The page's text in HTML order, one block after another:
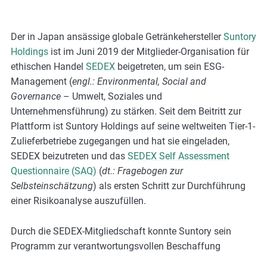
s
t
u
d
i
e
s
,
a
n
d
m
r
e
Der in Japan ansässige globale GetränkeherstellerSuntory
Holdingsist im Juni 2019 der Mitglieder-Organisation für
ethischen Handel SEDEXbeigetreten, um sein ESG-
Management (engl.: Environmental, Social and
Governance– Umwelt, Soziales und
Unternehmensführung) zu stärken. Seit dem Beitritt zur
Plattform ist Suntory Holdings auf seine weltweiten Tier-1-
Zulieferbetriebe zugegangen und hat sie eingeladen,
SEDEX beizutreten und das SEDEX Self Assessment
Questionnaire (SAQ) (dt.: Fragebogen zur
Selbsteinschätzung) als ersten Schritt zur Durchführung
einer Risikoanalyse auszufüllen.
Durch die SEDEX-Mitgliedschaft konnte Suntory sein
Programm zur verantwortungsvollen Beschaffung